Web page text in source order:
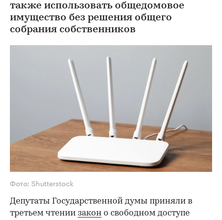
также использовать общедомовое
имущество без решения общего
собрания собственников
Фото: Shutterstock
Депутаты Государственной думы приняли в
третьем чтении закон о свободном доступе